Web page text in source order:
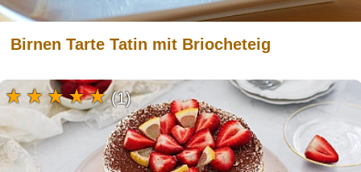
Birnen Tarte Tatin mit Briocheteig
(1)